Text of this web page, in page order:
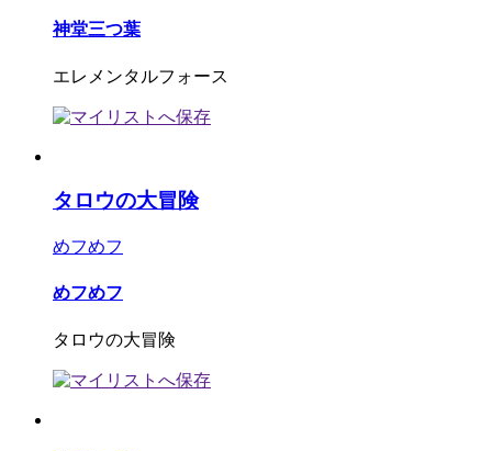
神堂三つ葉
エレメンタルフォース
タロウの大冒険
めフめフ
めフめフ
タロウの大冒険